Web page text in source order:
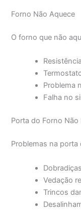
Forno Não Aquece
O forno que não
Problema
Falha no
Porta do Forno Não
Problemas na
Vedação
Trincos